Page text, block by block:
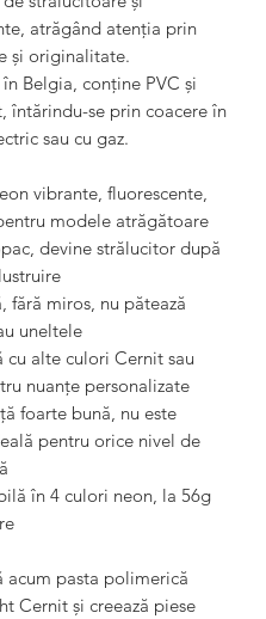
atrăgând atenția prin
și originalitate.
Belgia, conține PVC și
întărindu-se prin coacere în
sau cu gaz.
vibrante, fluorescente,
modele atrăgătoare
devine strălucitor după
fără miros, nu pătează
uneltele
cu alte culori Cernit sau
nuanțe personalizate
foarte bună, nu este
pentru orice nivel de
în 4 culori neon, la 56g
acum pasta polimerică
Cernit și creează piese